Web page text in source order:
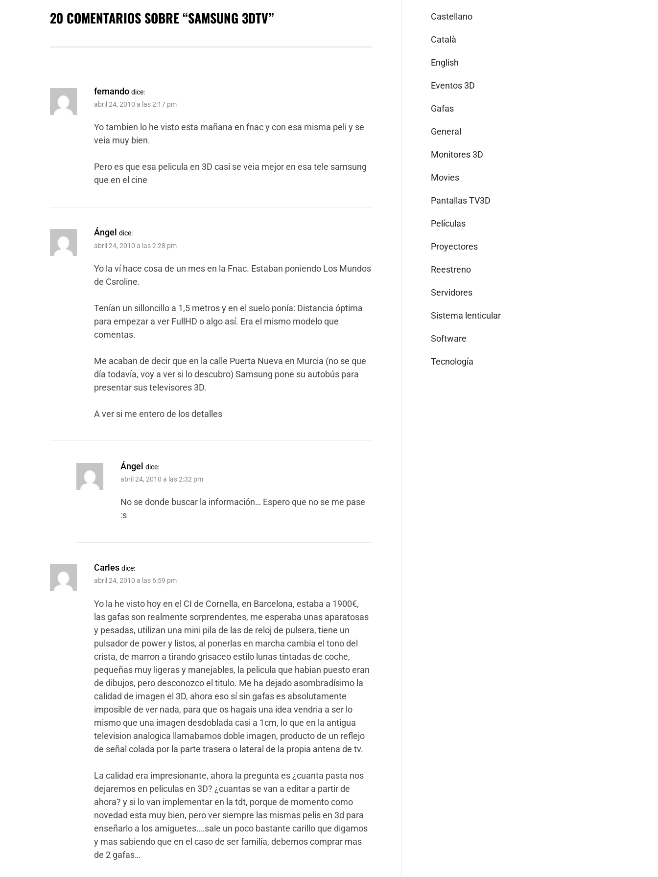
20 COMENTARIOS SOBRE “SAMSUNG 3DTV”
fernando dice:
abril 24, 2010 a las 2:17 pm
Yo tambien lo he visto esta mañana en fnac y con esa misma peli y se
veia muy bien.
Pero es que esa pelicula en 3D casi se veia mejor en esa tele samsung
que en el cine
Ángel dice:
abril 24, 2010 a las 2:28 pm
Yo la ví hace cosa de un mes en la Fnac. Estaban poniendo Los Mundos
de Csroline.
Tenían un silloncillo a 1,5 metros y en el suelo ponía: Distancia óptima
para empezar a ver FullHD o algo así. Era el mismo modelo que
comentas.
Me acaban de decir que en la calle Puerta Nueva en Murcia (no se que
día todavía, voy a ver si lo descubro) Samsung pone su autobús para
presentar sus televisores 3D.
A ver si me entero de los detalles
Ángel dice:
abril 24, 2010 a las 2:32 pm
No se donde buscar la información… Espero que no se me pase
:s
Carles dice:
abril 24, 2010 a las 6:59 pm
Yo la he visto hoy en el CI de Cornella, en Barcelona, estaba a 1900€,
las gafas son realmente sorprendentes, me esperaba unas aparatosas
y pesadas, utilizan una mini pila de las de reloj de pulsera, tiene un
pulsador de power y listos, al ponerlas en marcha cambia el tono del
crista, de marron a tirando grisaceo estilo lunas tintadas de coche,
pequeñas muy ligeras y manejables, la pelicula que habian puesto eran
de dibujos, pero desconozco el titulo. Me ha dejado asombradísimo la
calidad de imagen el 3D, ahora eso sí sin gafas es absolutamente
imposible de ver nada, para que os hagais una idea vendria a ser lo
mismo que una imagen desdoblada casi a 1cm, lo que en la antigua
television analogica llamabamos doble imagen, producto de un reflejo
de señal colada por la parte trasera o lateral de la propia antena de tv.
La calidad era impresionante, ahora la pregunta es ¿cuanta pasta nos
dejaremos en peliculas en 3D? ¿cuantas se van a editar a partir de
ahora? y si lo van implementar en la tdt, porque de momento como
novedad esta muy bien, pero ver siempre las mismas pelis en 3d para
enseñarlo a los amiguetes….sale un poco bastante carillo que digamos
y mas sabiendo que en el caso de ser familia, debemos comprar mas
de 2 gafas…
Castellano
Català
English
Eventos 3D
Gafas
General
Monitores 3D
Movies
Pantallas TV3D
Películas
Proyectores
Reestreno
Servidores
Sistema lenticular
Software
Tecnología